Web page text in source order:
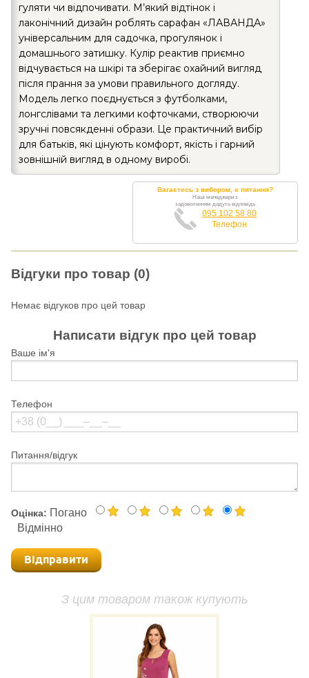
гуляти чи відпочивати. М’який відтінок і
лаконічний дизайн роблять сарафан «ЛАВАНДА»
універсальним для садочка, прогулянок і
домашнього затишку. Кулір реактив приємно
відчувається на шкірі та зберігає охайний вигляд
після прання за умови правильного догляду.
Модель легко поєднується з футболками,
лонгслівами та легкими кофточками, створюючи
зручні повсякденні образи. Це практичний вибір
для батьків, які цінують комфорт, якість і гарний
зовнішній вигляд в одному виробі.
Вагаєтесь з вибором, є питання?
Наші менеджери з
задоволенням дадуть відповідь
095 102 58 80
Телефон
Відгуки про товар (0)
Немає відгуков про цей товар
Написати відгук про цей товар
Ваше ім'я
Телефон
Питання/відгук
Оцінка: Погано
Відмінно
Відправити
З цим товаром також купують